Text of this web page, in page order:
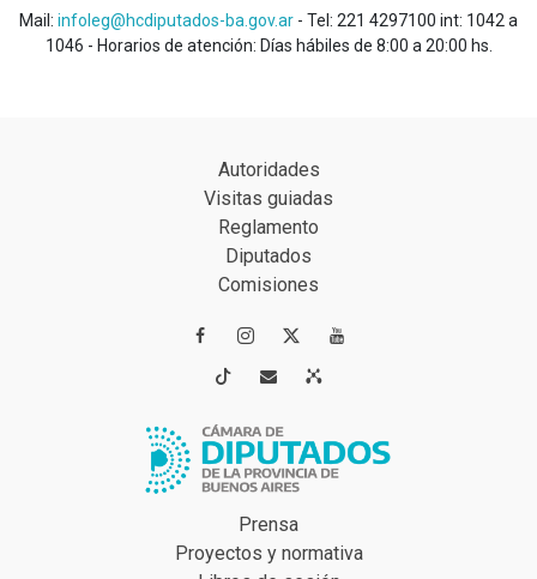
Mail: infoleg@hcdiputados-ba.gov.ar - Tel: 221 4297100 int: 1042 a
1046 - Horarios de atención: Días hábiles de 8:00 a 20:00 hs.
Autoridades
Visitas guiadas
Reglamento
Diputados
Comisiones
 
 
Prensa
Proyectos y normativa